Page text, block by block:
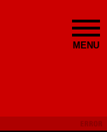
MENU